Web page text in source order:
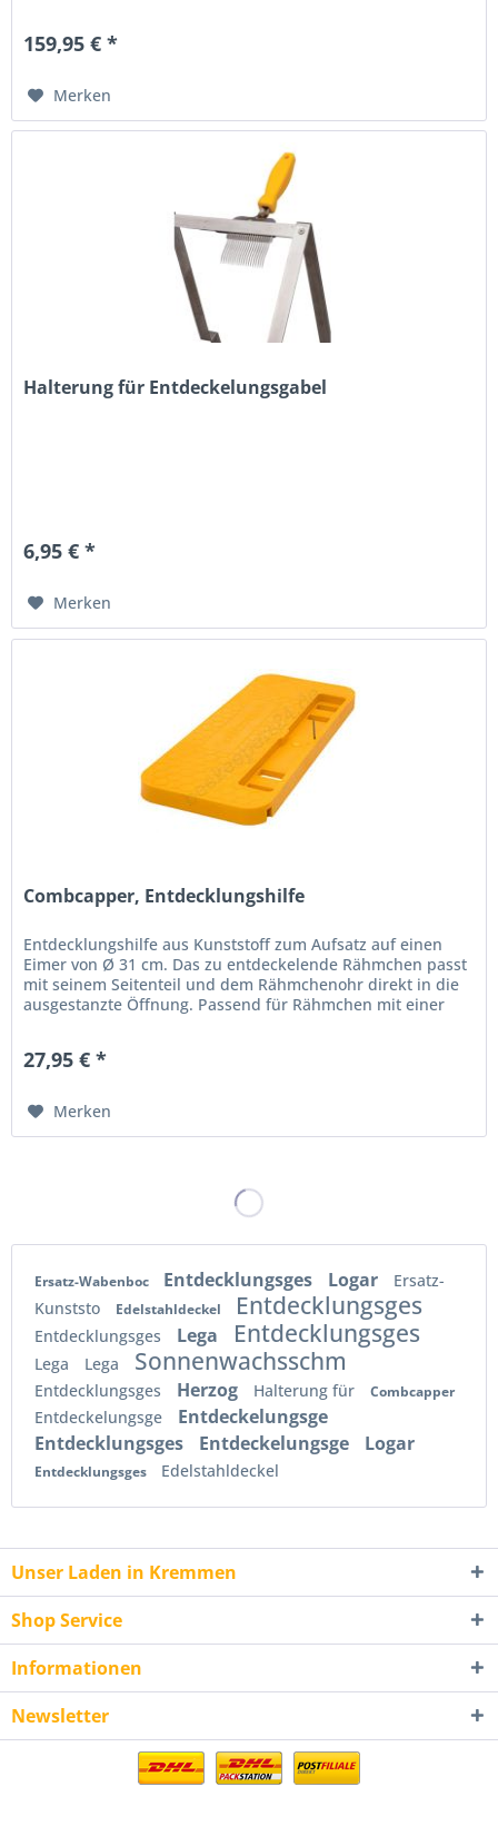
159,95 € *
Merken
Halterung für Entdeckelungsgabel
6,95 € *
Merken
Combcapper, Entdecklungshilfe
Entdecklungshilfe aus Kunststoff zum Aufsatz auf einen
Eimer von Ø 31 cm. Das zu entdeckelende Rähmchen passt
mit seinem Seitenteil und dem Rähmchenohr direkt in die
ausgestanzte Öffnung. Passend für Rähmchen mit einer
27,95 € *
Merken
Ersatz-Wabenboc Entdecklungsges Logar
Ersatz-
Kunststo
Edelstahldeckel Entdecklungsges
Entdecklungsges Lega Entdecklungsges
Lega Lega Sonnenwachsschm
Entdecklungsges Herzog Halterung für Combcapper
Entdeckelungsge
Entdeckelungsge
Entdecklungsges
Entdeckelungsge Logar
Entdecklungsges Edelstahldeckel
Unser Laden in Kremmen
Shop Service
Informationen
Newsletter